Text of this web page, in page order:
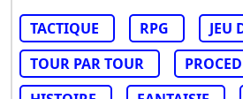
TACTIQUE RPG
JEU
TOUR PAR TOUR